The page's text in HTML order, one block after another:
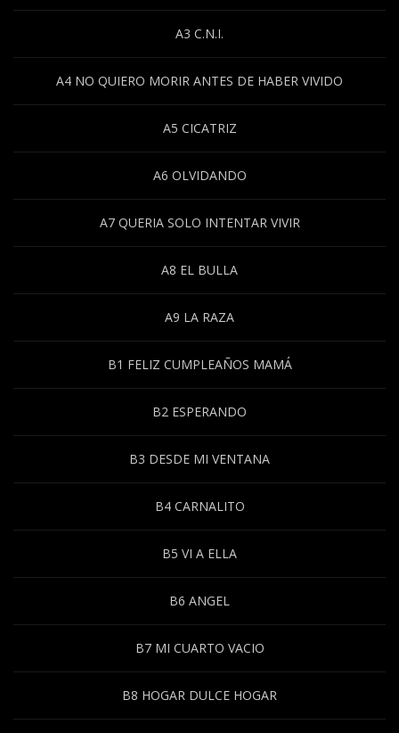
A3 C.N.I.
A4 NO QUIERO MORIR ANTES DE HABER VIVIDO
A5 CICATRIZ
A6 OLVIDANDO
A7 QUERIA SOLO INTENTAR VIVIR
A8 EL BULLA
A9 LA RAZA
B1 FELIZ CUMPLEAÑOS MAMÁ
B2 ESPERANDO
B3 DESDE MI VENTANA
B4 CARNALITO
B5 VI A ELLA
B6 ANGEL
B7 MI CUARTO VACIO
B8 HOGAR DULCE HOGAR